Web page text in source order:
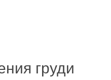
груди